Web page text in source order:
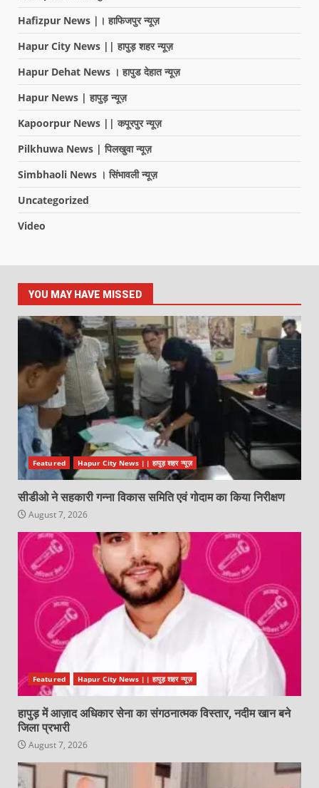
Hafizpur News |। हाफिजपुर न्यूज़
Hapur City News || हापुड़ शहर न्यूज़
Hapur Dehat News । हापुड देहात न्यूज़
Hapur News | हापुड़ न्यूज़
Kapoorpur News || कपूरपुर न्यूज़
Pilkhuwa News | पिलखुवा न्यूज़
Simbhaoli News । सिंभावली न्यूज़
Uncategorized
Video
YOU MAY HAVE MISSED
Featured Hapur City News || हापुड़ शहर न्यूज़
सीडीओ ने सहकारी गन्ना विकास समिति एवं गोदाम का किया निरीक्षण
August 7, 2026
Featured Hapur City News || हापुड़ शहर न्यूज़
हापुड़ में आज़ाद अधिकार सेना का संगठनात्मक विस्तार, नदीम खान बने
जिला प्रभारी
August 7, 2026